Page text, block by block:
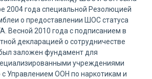
2004 года специальной Резолюцией
о предоставлении ШОС статуса
Весной 2010 года с подписанием в
декларацией о сотрудничестве
заложен фундамент для
учреждениями
Управлением ООН по наркотикам и